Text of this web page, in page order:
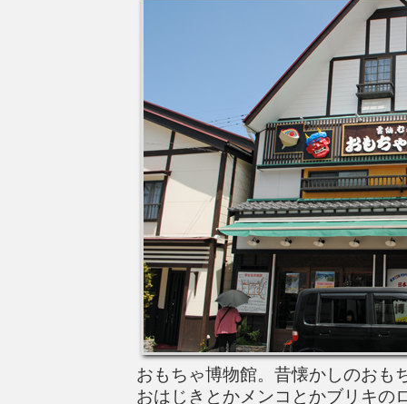
おもちゃ博物館。昔懐かしのおも
おはじきとかメンコとかブリキの